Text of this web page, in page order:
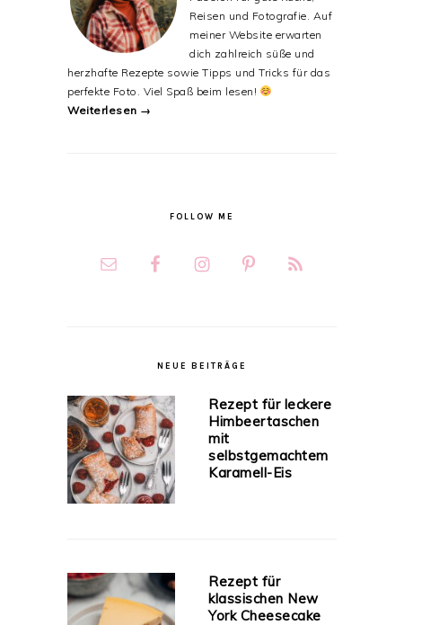
Reisen und Fotografie. Auf
meiner Website erwarten
dich zahlreich süße und
herzhafte Rezepte sowie Tipps und Tricks für das
perfekte Foto. Viel Spaß beim lesen!
Weiterlesen →
FOLLOW ME
NEUE BEITRÄGE
Rezept für leckere
Himbeertaschen
mit
selbstgemachtem
Karamell-Eis
Rezept für
klassischen New
York Cheesecake